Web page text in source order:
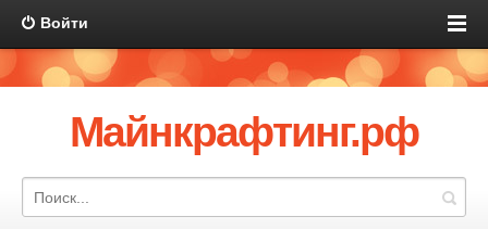
Войти
Майнкрафтинг.рф